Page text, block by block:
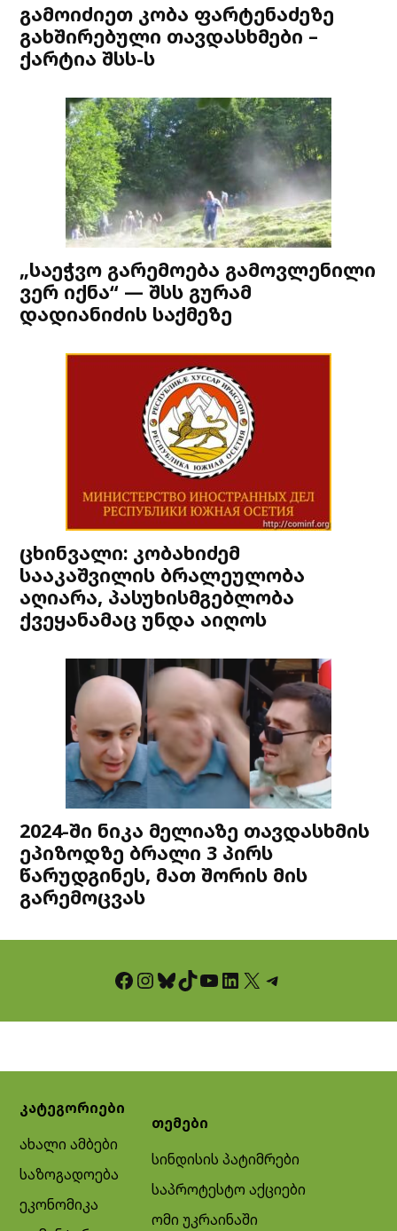
გამოიძიეთ კობა ფარტენაძეზე
გახშირებული თავდასხმები –
ქარტია შსს-ს
„საეჭვო გარემოება გამოვლენილი
ვერ იქნა“ — შსს გურამ
დადიანიძის საქმეზე
ცხინვალი: კობახიძემ
სააკაშვილის ბრალეულობა
აღიარა, პასუხისმგებლობა
ქვეყანამაც უნდა აიღოს
2024-ში ნიკა მელიაზე თავდასხმის
ეპიზოდზე ბრალი 3 პირს
წარუდგინეს, მათ შორის მის
გარემოცვას
Facebook InstagramBluesky TikTok YouTube LinkedIn X Telegram
კატეგორიები
ახალი ამბები
საზოგადოება
ეკონომიკა
თემები
სინდისის პატიმრები
საპროტესტო აქციები
ომი უკრაინაში